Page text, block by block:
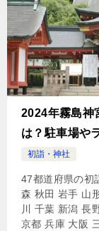
2024年霧島神
は？駐車場や
初詣・神社
47都道府県の初
森 秋田 岩手 山
川 千葉 新潟 長
京都 兵庫 大阪